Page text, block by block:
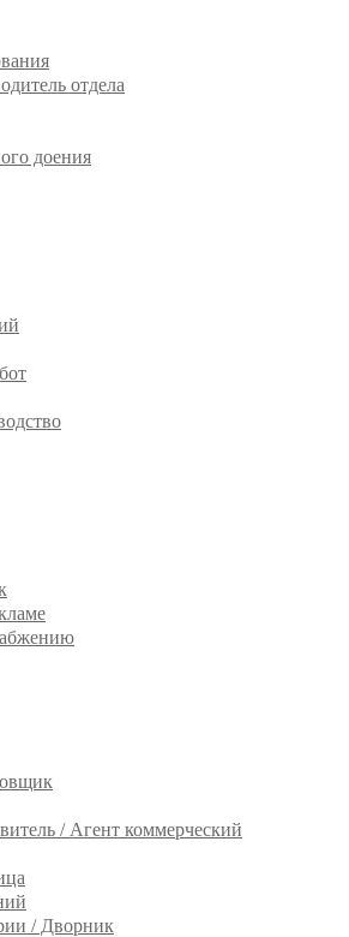
отдела
доения
/ Агент коммерческий
/ Дворник